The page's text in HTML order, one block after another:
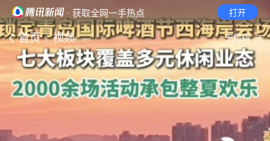
· 获取全网一手热点 打开
首页 视频 无障碍